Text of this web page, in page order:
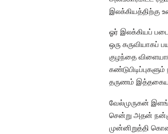
இலக்கியத்திற்கு
ஓர் இலக்கியப்
ஒரு கருவியாகப்
குழந்தை
தருணம் இத்தகைய
வேல்முருகன்
சென்று அதன்
முன்னிறுத்தி